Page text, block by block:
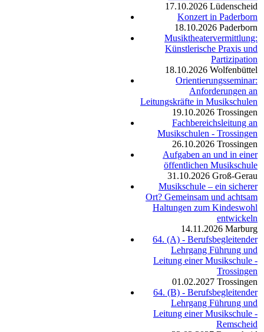
17.10.2026 Lüdenscheid
Konzert in Paderborn
18.10.2026 Paderborn
Musiktheatervermittlung:
Künstlerische Praxis und
Partizipation
18.10.2026 Wolfenbüttel
Orientierungsseminar:
Anforderungen an
Leitungskräfte in Musikschulen
19.10.2026 Trossingen
Fachbereichsleitung an
Musikschulen - Trossingen
26.10.2026 Trossingen
Aufgaben an und in einer
öffentlichen Musikschule
31.10.2026 Groß-Gerau
Musikschule – ein sicherer
Ort? Gemeinsam und achtsam
Haltungen zum Kindeswohl
entwickeln
14.11.2026 Marburg
64. (A) - Berufsbegleitender
Lehrgang Führung und
Leitung einer Musikschule -
Trossingen
01.02.2027 Trossingen
64. (B) - Berufsbegleitender
Lehrgang Führung und
Leitung einer Musikschule -
Remscheid